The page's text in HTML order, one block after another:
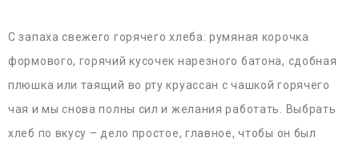
С запаха свежего горячего хлеба: румяная корочка
формового, горячий кусочек нарезного батона, сдобная
плюшка или таящий во рту круассан с чашкой горячего
чая и мы снова полны сил и желания работать. Выбрать
хлеб по вкусу – дело простое, главное, чтобы он был